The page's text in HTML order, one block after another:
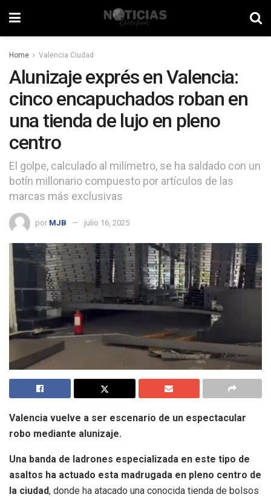
Home Valencia Ciudad
Alunizaje exprés en Valencia:
cinco encapuchados roban en
una tienda de lujo en pleno
centro
El golpe, calculado al milímetro, se ha saldado con un
botín millonario compuesto por artículos de las
marcas más exclusivas
por MJB julio 16, 2025
Valencia vuelve a ser escenario de un espectacular
robo mediante alunizaje.
Una banda de ladrones especializada en este tipo de
asaltos ha actuado esta madrugada en pleno centro de
la ciudad, donde ha atacado una conocida tienda de bolsos